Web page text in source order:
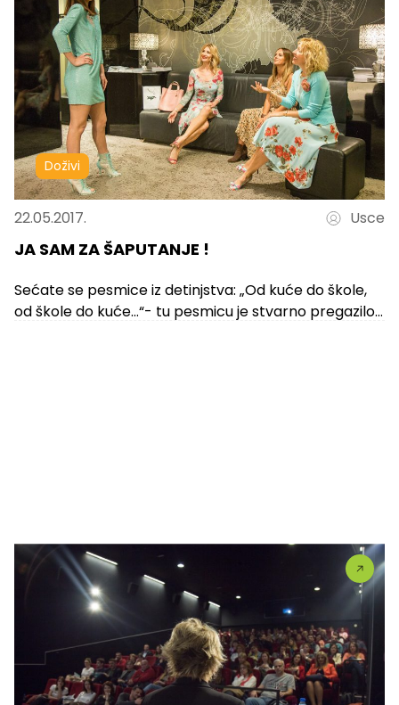
Doživi
22.05.2017. Usce
JA SAM ZA ŠAPUTANJE !
Sećate se pesmice iz detinjstva: „Od kuće do škole,
od škole do kuće...“- tu pesmicu je stvarno pregazilo